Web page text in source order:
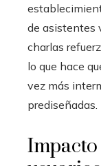
de asistentes
charlas
lo que hace
vez más
prediseñadas.